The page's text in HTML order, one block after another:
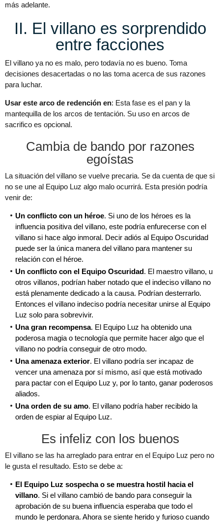
más adelante.
II. El villano es sorprendido
entre facciones
El villano ya no es malo, pero todavía no es bueno. Toma
decisiones desacertadas o no las toma acerca de sus razones
para luchar.
Usar este arco de redención en: Esta fase es el pan y la
mantequilla de los arcos de tentación. Su uso en arcos de
sacrifico es opcional.
Cambia de bando por razones
egoístas
La situación del villano se vuelve precaria. Se da cuenta de que si
no se une al Equipo Luz algo malo ocurrirá. Esta presión podría
venir de:
Un conflicto con un héroe. Si uno de los héroes es la
influencia positiva del villano, este podría enfurecerse con el
villano si hace algo inmoral. Decir adiós al Equipo Oscuridad
puede ser la única manera del villano para mantener su
relación con el héroe.
Un conflicto con el Equipo Oscuridad. El maestro villano, u
otros villanos, podrían haber notado que el indeciso villano no
está plenamente dedicado a la causa. Podrían desterrarlo.
Entonces el villano indeciso podría necesitar unirse al Equipo
Luz solo para sobrevivir.
Una gran recompensa. El Equipo Luz ha obtenido una
poderosa magia o tecnología que permite hacer algo que el
villano no podría conseguir de otro modo.
Una amenaza exterior. El villano podría ser incapaz de
vencer una amenaza por sí mismo, así que está motivado
para pactar con el Equipo Luz y, por lo tanto, ganar poderosos
aliados.
Una orden de su amo. El villano podría haber recibido la
orden de espiar al Equipo Luz.
Es infeliz con los buenos
El villano se las ha arreglado para entrar en el Equipo Luz pero no
le gusta el resultado. Esto se debe a:
El Equipo Luz sospecha o se muestra hostil hacia el
villano. Si el villano cambió de bando para conseguir la
aprobación de su buena influencia esperaba que todo el
mundo le perdonara. Ahora se siente herido y furioso cuando